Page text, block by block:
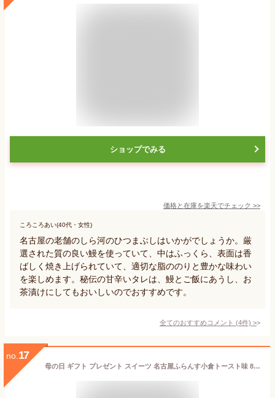
ショップでみる
価格と在庫を楽天でチェック >>
ころころあい(40代・女性)
名古屋の老舗のしら河のひつまぶしはいかがでしょうか。厳
選された質の良い鰻を使っていて、中はふっくら、表面は香
ばしく焼き上げられていて、適切な脂ののりと豊かな味わい
を楽しめます。秘伝の甘辛いタレは、鰻とご飯にあうし、お
茶漬けにしてもおいしいのでおすすめです。
全てのおすすめコメント (4件) >
no. 17
母の日 ギフト プレゼント スイーツ 名古屋ふらんす小倉トースト味 8個入 人気 退職 ご挨拶 熨斗 御祝 お礼 贈り物 御祝 退職 内祝 個包装 焼菓子 ダックワーズ 帰省土産 名古屋土産 お取り寄せ 手土産 ご当地 まとめ買い おもたせ ビジネス 和モダン